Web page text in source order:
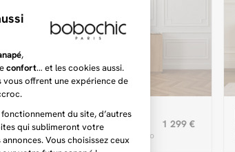
BARBARA
Buffet 4 portes 200 cm BARBARA
bois massif de manguier et terrazzo
1 299 €